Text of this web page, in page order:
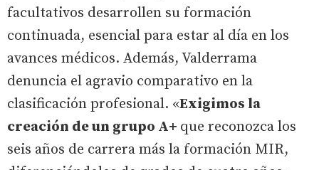
facultativos desarrollen su formación
continuada, esencial para estar al día en los
avances médicos. Además, Valderrama
denuncia el agravio comparativo en la
clasificación profesional. «Exigimos la
creación de un grupo A+ que reconozca los
seis años de carrera más la formación MIR,